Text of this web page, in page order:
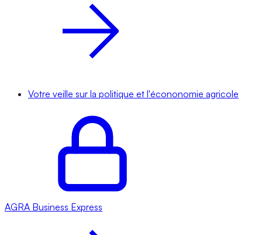
Votre veille sur la politique et l'écononomie agricole
AGRA Business Express